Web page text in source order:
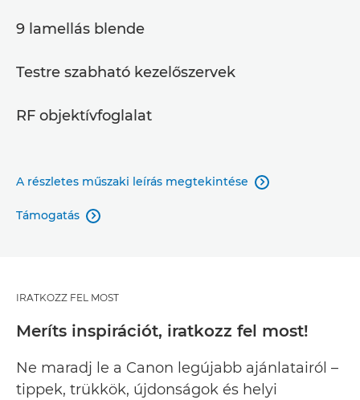
9 lamellás blende
Testre szabható kezelőszervek
RF objektívfoglalat
A részletes műszaki leírás megtekintése 
Támogatás 
IRATKOZZ FEL MOST
Meríts inspirációt, iratkozz fel most!
Ne maradj le a Canon legújabb ajánlatairól –
tippek, trükkök, újdonságok és helyi